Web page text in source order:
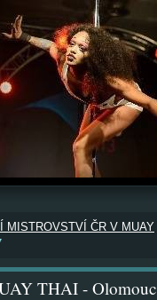
MISTROVSTVÍ ČR V MUAY
THAI - Olomouc